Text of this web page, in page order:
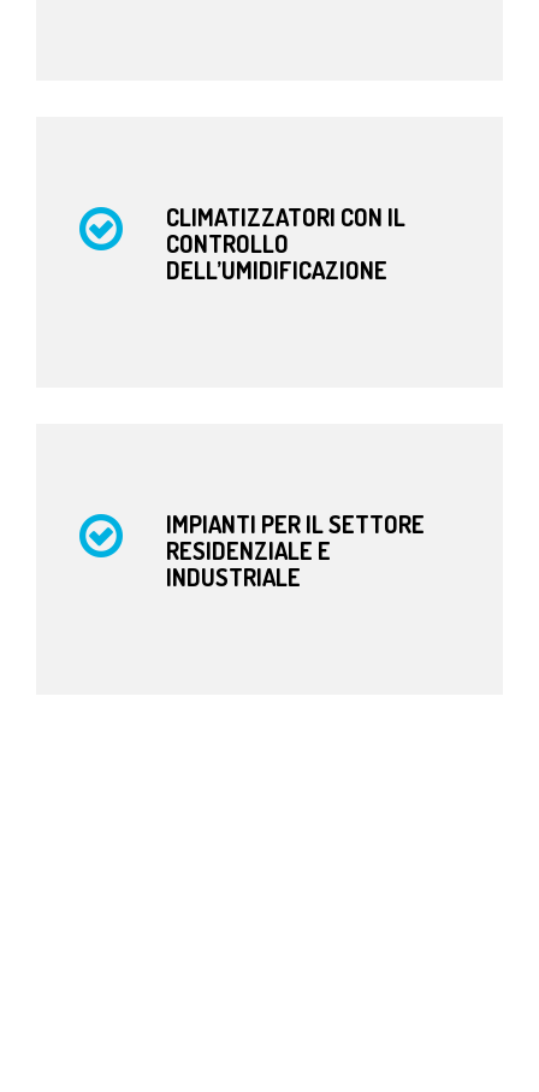
CLIMATIZZATORI CON IL
CONTROLLO
DELL’UMIDIFICAZIONE
IMPIANTI PER IL SETTORE
RESIDENZIALE E
INDUSTRIALE